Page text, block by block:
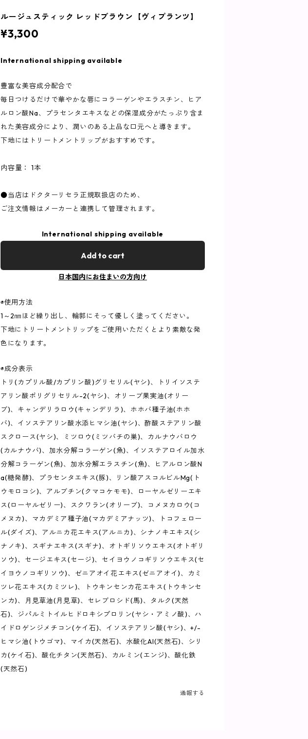
ルージュスティック レッドブラウン【ヴィプランツ】
¥3,300
International shipping available
豊富な美容成分配合で
毎日つけるだけで華やかな唇にコラーゲンやエラスチン、ヒア
ルロン酸Na、プラセンタエキスなどの保湿成分がたっぷり含ま
れた美容成分により、潤いのある上品な口元へと導きます。
下地にはトリートメントリップがおすすめです。
内容量： 1本
●当店はドクターリセラ正規取扱店のため、
ご注文情報はメーカーと連携して管理されます。
International shipping available
Add to cart
日本国内にお住まいの方向け
◉使用方法
1～2㎜ほど繰り出し、輪郭にそって優しく塗ってください。
下地にトリートメントリップをご使用いただくとより素敵な発
色になります。
◉成分表示
トリ(カプリル酸/カプリン酸)グリセリル(ヤシ)、トリイソステ
アリン酸ポリグリセリル-2(ヤシ)、オリーブ果実油(オリー
ブ)、キャンデリラロウ(キャンデリラ)、ホホバ種子油(ホホ
バ)、イソステアリン酸水添ヒマシ油(ヤシ)、酢酸ステアリン酸
スクロース(ヤシ)、ミツロウ(ミツバチの巣)、カルナウバロウ
(カルナウバ)、加水分解コラーゲン(魚)、イソステアロイル加水
分解コラーゲン(魚)、加水分解エラスチン(魚)、ヒアルロン酸N
a(糖発酵)、プラセンタエキス(豚)、リン酸アスコルビルMg(ト
ウモロコシ)、アルブチン(クマコケモモ)、ローヤルゼリーエキ
ス(ローヤルゼリー)、スクワラン(オリーブ)、コメヌカロウ(コ
メヌカ)、マカデミア種子油(マカデミアナッツ)、トコフェロー
ル(ダイズ)、アルニカ花エキス(アルニカ)、シナノキエキス(シ
ナノキ)、スギナエキス(スギナ)、オトギリソウエキス(オトギリ
ソウ)、セージエキス(セージ)、セイヨウノコギリソウエキス(セ
イヨウノコギリソウ)、ゼニアオイ花エキス(ゼニアオイ)、カミ
ツレ花エキス(カミツレ)、トウキンセンカ花エキス(トウキンセ
ンカ)、月見草油(月見草)、セレブロシド(馬)、タルク(天然
石)、ジパルミトイルヒドロキシプロリン(ヤシ・アミノ酸)、ハ
イドロゲンジメチコン(ケイ石)、イソステアリン酸(ヤシ)、+/-
ヒマシ油(トウゴマ)、マイカ(天然石)、水酸化Al(天然石)、シリ
カ(ケイ石)、酸化チタン(天然石)、カルミン(エンジ)、酸化鉄
(天然石)
通報する